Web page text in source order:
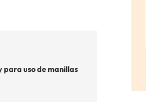
para uso de manillas